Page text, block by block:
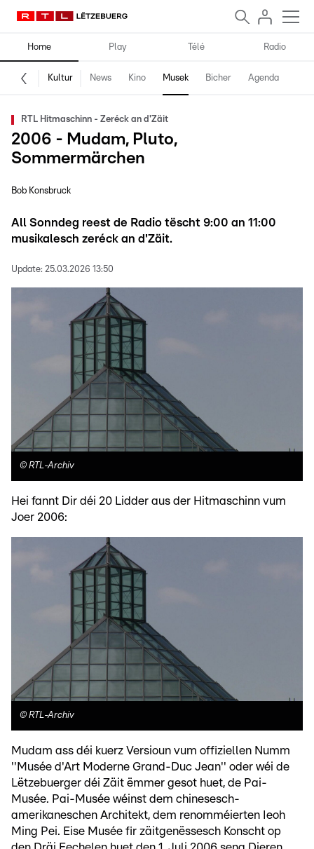
Home Play Télé Radio
Kultur News Kino Musek Bicher Agenda
RTL Hitmaschinn - Zeréck an d'Zäit
2006 - Mudam, Pluto,
Sommermärchen
Bob Konsbruck
All Sonndeg reest de Radio tëscht 9:00 an 11:00
musikalesch zeréck an d'Zäit.
Update: 25.03.2026 13:50
© RTL-Archiv
Hei fannt Dir déi 20 Lidder aus der Hitmaschinn vum
Joer 2006:
© RTL-Archiv
Mudam ass déi kuerz Versioun vum offiziellen Numm
''Musée d'Art Moderne Grand-Duc Jean'' oder wéi de
Lëtzebuerger déi Zäit ëmmer gesot huet, de Pai-
Musée. Pai-Musée wéinst dem chinesesch-
amerikaneschen Architekt, dem renomméierten Ieoh
Ming Pei. Eise Musée fir zäitgenëssesch Konscht op